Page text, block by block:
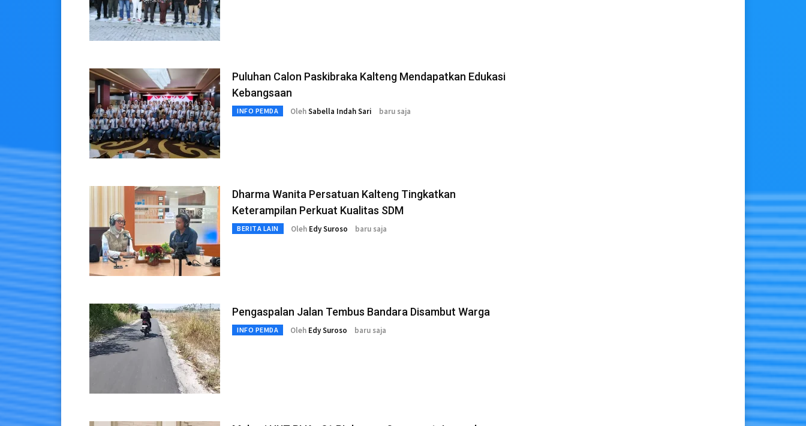
Puluhan Calon Paskibraka Kalteng Mendapatkan Edukasi
Kebangsaan
INFO PEMDA OlehSabella Indah Sari baru saja
Dharma Wanita Persatuan Kalteng Tingkatkan
Keterampilan Perkuat Kualitas SDM
BERITA LAIN Oleh Edy Suroso baru saja
Pengaspalan Jalan Tembus Bandara Disambut Warga
INFO PEMDA Oleh Edy Suroso baru saja